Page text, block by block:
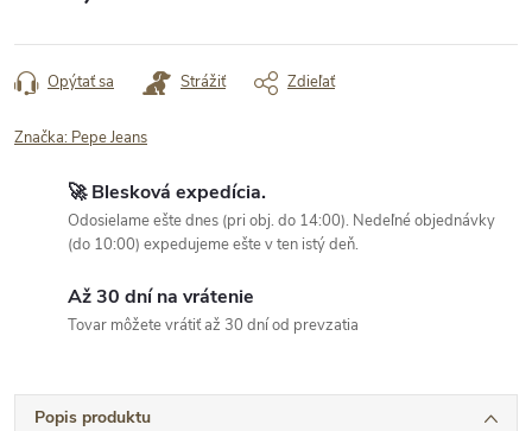
cena:
Opýtať sa Strážiť Zdieľať
Značka: Pepe Jeans
🚀 Blesková expedícia.
Odosielame ešte dnes (pri obj. do 14:00). Nedeľné objednávky
(do 10:00) expedujeme ešte v ten istý deň.
Až 30 dní na vrátenie
Tovar môžete vrátiť až 30 dní od prevzatia
Popis produktu